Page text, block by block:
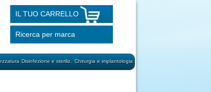
IL TUO CARRELLO
Ricerca per marca
Disinfezione e steriliz. Chirurgia e implantologia